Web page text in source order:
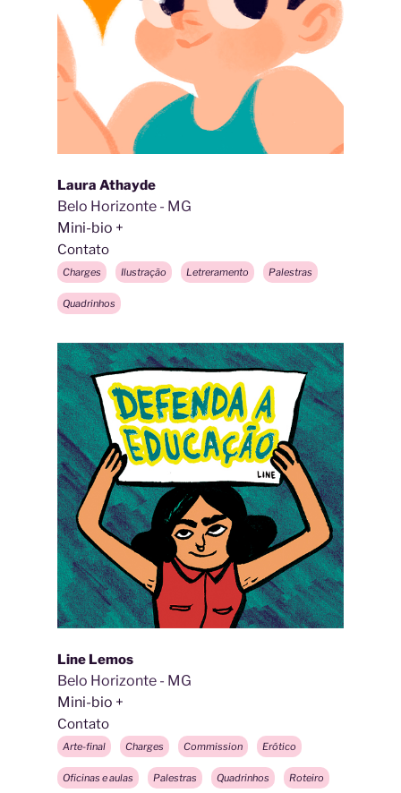
Laura Athayde
Belo Horizonte - MG
Mini-bio
Contato
Charges Ilustração Letreramento Palestras
Quadrinhos
Line Lemos
Belo Horizonte - MG
Mini-bio
Contato
Arte-final Charges Commission Erótico
Oficinas e aulas Palestras Quadrinhos Roteiro